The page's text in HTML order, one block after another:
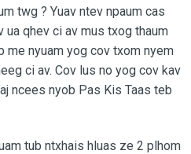
twg ? Yuav ntev npaum cas
ua qhev ci av mus txog thaum
me nyuam yog cov txom nyem
ci av. Cov lus no yog cov kav
ncees nyob Pas Kis Taas teb
tub ntxhais hluas ze 2 plhom